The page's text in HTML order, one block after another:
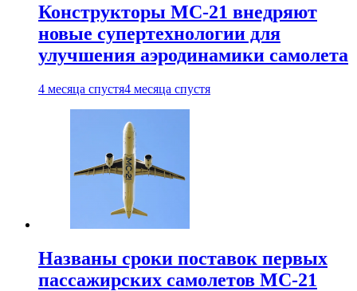
Конструкторы МС-21 внедряют
новые супертехнологии для
улучшения аэродинамики самолета
4 месяца спустя4 месяца спустя
Названы сроки поставок первых
пассажирских самолетов МС-21